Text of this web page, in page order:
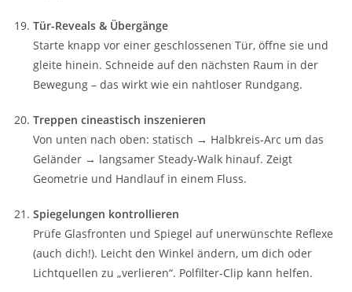
Tür-Reveals & Übergänge
Starte knapp vor einer geschlossenen Tür, öffne sie und
gleite hinein. Schneide auf den nächsten Raum in der
Bewegung – das wirkt wie ein nahtloser Rundgang.
Treppen cineastisch inszenieren
Von unten nach oben: statisch → Halbkreis-Arc um das
Geländer → langsamer Steady-Walk hinauf. Zeigt
Geometrie und Handlauf in einem Fluss.
Spiegelungen kontrollieren
Prüfe Glasfronten und Spiegel auf unerwünschte Reflexe
(auch dich!). Leicht den Winkel ändern, um dich oder
Lichtquellen zu „verlieren“. Polfilter-Clip kann helfen.